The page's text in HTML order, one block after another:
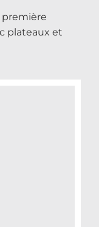
première
plateaux et